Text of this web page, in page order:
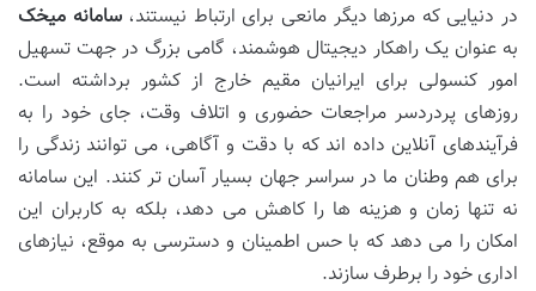
در دنیایی که مرزها دیگر مانعی برای ارتباط نیستند،سامانه میخک
به عنوان یک راهکار دیجیتال هوشمند، گامی بزرگ در جهت تسهیل
امور کنسولی برای ایرانیان مقیم خارج از کشور برداشته است.
روزهای پردردسر مراجعات حضوری و اتلاف وقت، جای خود را به
فرآیندهای آنلاین داده اند که با دقت و آگاهی، می توانند زندگی را
برای هم وطنان ما در سراسر جهان بسیار آسان تر کنند. این سامانه
نه تنها زمان و هزینه ها را کاهش می دهد، بلکه به کاربران این
امکان را می دهد که با حس اطمینان و دسترسی به موقع، نیازهای
اداری خود را برطرف سازند.